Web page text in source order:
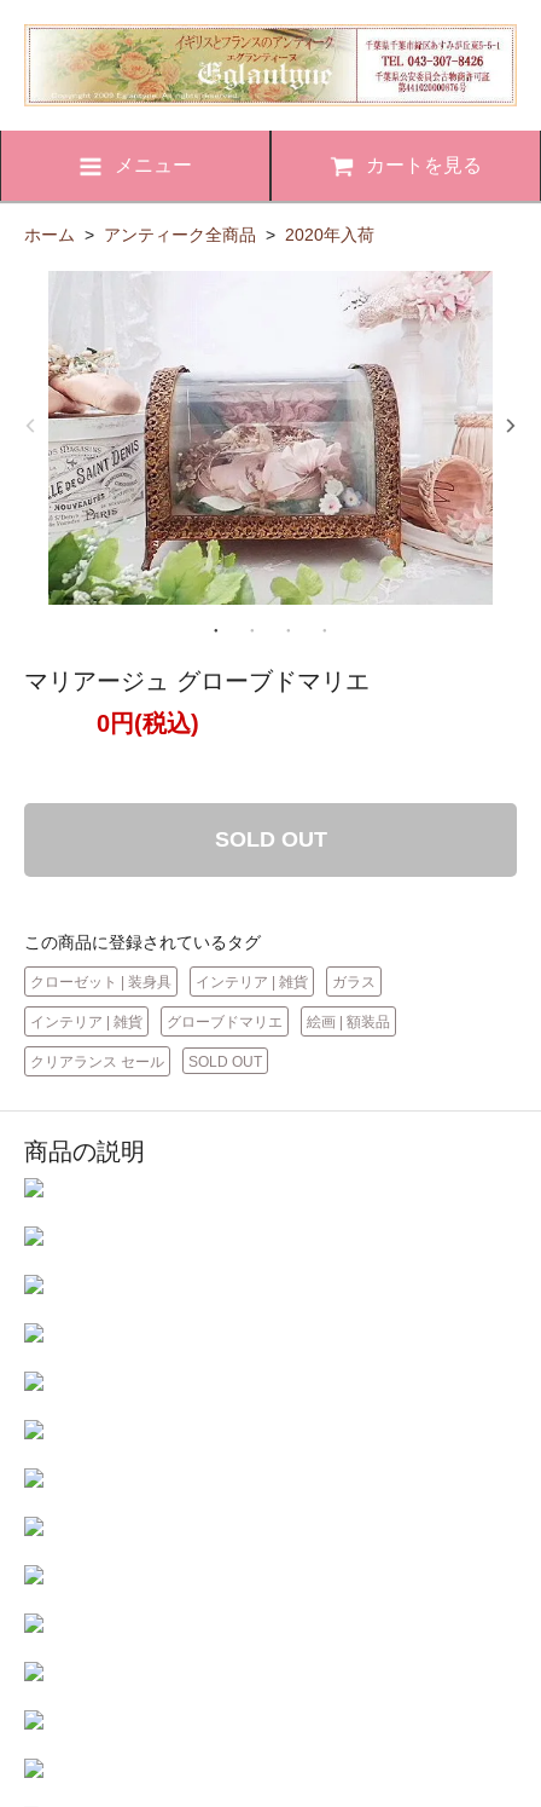
メニュー カートを見る
ホーム > アンティーク全商品 > 2020年入荷
マリアージュ グローブドマリエ
0円(税込)
SOLD OUT
この商品に登録されているタグ
クローゼット | 装身具 インテリア | 雑貨 ガラス
インテリア | 雑貨 グローブドマリエ 絵画 | 額装品
クリアランス セール SOLD OUT
商品の説明